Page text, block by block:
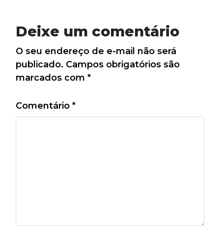
Deixe um comentário
O seu endereço de e-mail não será
publicado. Campos obrigatórios são
marcados com *
Comentário *